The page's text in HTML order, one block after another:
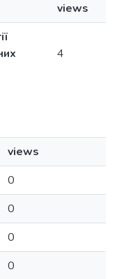
views
4
views
0
0
0
0